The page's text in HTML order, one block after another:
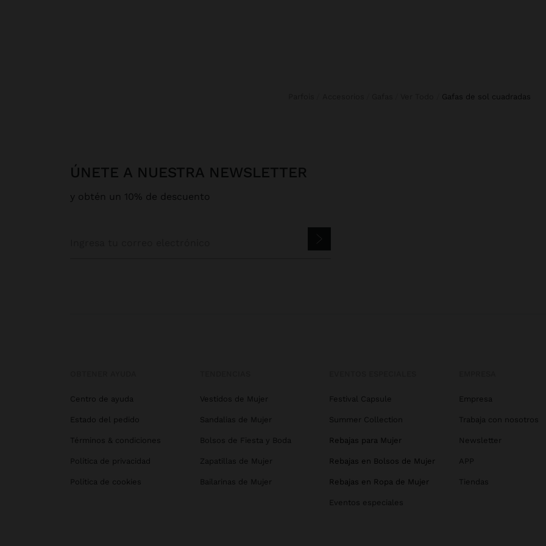
gafas de sol cuadradas
ÚNETE A NUESTRA NEWSLETTER
y obtén un 10% de descuento
Centro de ayuda
Estado del pedido
Términos & condiciones
Política de privacidad
Política de cookies
Vestidos de Mujer
Sandalias de Mujer
Bolsos de Fiesta y Boda
Zapatillas de Mujer
Bailarinas de Mujer
Festival Capsule
Summer Collection
Rebajas para Mujer
Rebajas en Bolsos de Mujer
Rebajas en Ropa de Mujer
Eventos especiales
Empresa
Trabaja con nosotros
Newsletter
APP
Tiendas